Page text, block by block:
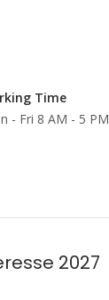
Time
- Fri 8 AM - 5 PM
2027